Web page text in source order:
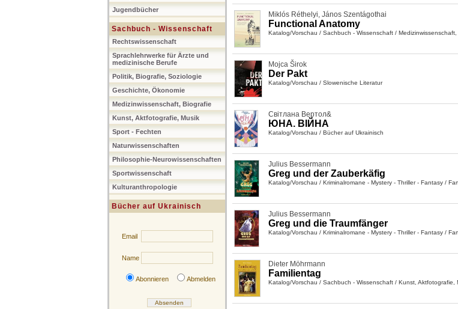
Jugendbücher
Sachbuch - Wissenschaft
Rechtswissenschaft
Sprachlehrwerke für Ärzte und
medizinische Berufe
Politik, Biografie, Soziologie
Geschichte, Ökonomie
Medizinwissenschaft, Biografie
Kunst, Aktfotografie, Musik
Sport - Fechten
Naturwissenschaften
Philosophie-Neurowissenschaften
Sportwissenschaft
Kulturanthropologie
Bücher auf Ukrainisch
Email
Name
Abonnieren Abmelden
Miklós Réthelyi, János Szentágothai
Functional Anatomy
Katalog/Vorschau / Sachbuch - Wissenschaft /
Mojca Širok
Der Pakt
Katalog/Vorschau / Slowenische Literatur
Світлана Вертол&
ЮНА. ВІЙНА
Katalog/Vorschau / Bücher auf Ukrainisch
Julius Bessermann
Greg und der Zauberkäfig
Katalog/Vorschau / Kriminalromane - Mystery - Thriller - Fantasy /
Julius Bessermann
Greg und die Traumfänger
Katalog/Vorschau / Kriminalromane - Mystery - Thriller - Fantasy /
Dieter Möhrmann
Familientag
Katalog/Vorschau / Sachbuch - Wissenschaft / Kunst, Aktfotografie,